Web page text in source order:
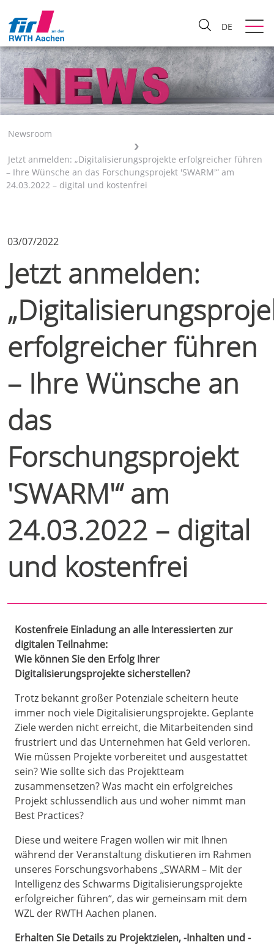
DE
Newsroom
Jetzt anmelden: „Digitalisierungsprojekte erfolgreicher führen
– Ihre Wünsche an das Forschungsprojekt 'SWARM'“ am
24.03.2022 – digital und kostenfrei
03/07/2022
Jetzt anmelden:
erfolgreicher führen
– Ihre Wünsche an
das
Forschungsprojekt
'SWARM'“ am
24.03.2022 – digital
und kostenfrei
Kostenfreie Einladung an alle Interessierten zur
digitalen Teilnahme:
Wie können Sie den Erfolg Ihrer
Digitalisierungsprojekte sicherstellen?
Trotz bekannt großer Potenziale scheitern heute
immer noch viele Digitalisierungsprojekte. Geplante
Ziele werden nicht erreicht, die Mitarbeitenden sind
frustriert und das Unternehmen hat Geld verloren.
Wie müssen Projekte vorbereitet und ausgestattet
sein? Wie sollte sich das Projektteam
zusammensetzen? Was macht ein erfolgreiches
Projekt schlussendlich aus und woher nimmt man
Best Practices?
Diese und weitere Fragen wollen wir mit Ihnen
während der Veranstaltung diskutieren im Rahmen
unseres Forschungsvorhabens „SWARM – Mit der
Intelligenz des Schwarms Digitalisierungsprojekte
erfolgreicher führen“, das wir gemeinsam mit dem
WZL der RWTH Aachen planen.
Erhalten Sie Details zu Projektzielen, -Inhalten und -